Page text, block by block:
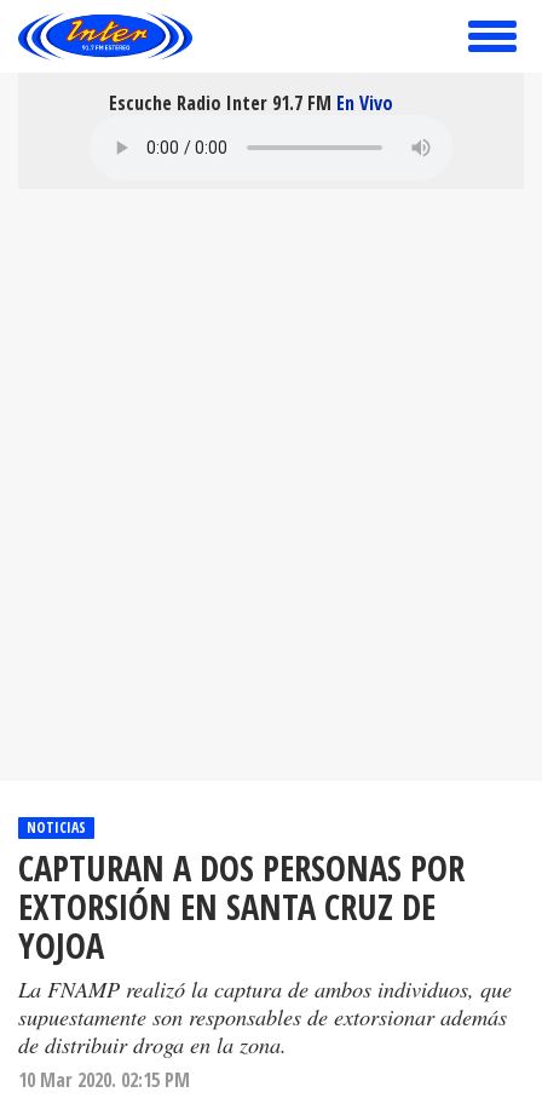
toggle
Escuche Radio Inter 91.7 FM En Vivo
NOTICIAS
CAPTURAN A DOS PERSONAS POR
EXTORSIÓN EN SANTA CRUZ DE
YOJOA
La FNAMP realizó la captura de ambos individuos, que
supuestamente son responsables de extorsionar además
de distribuir droga en la zona.
10 Mar 2020. 02:15 PM